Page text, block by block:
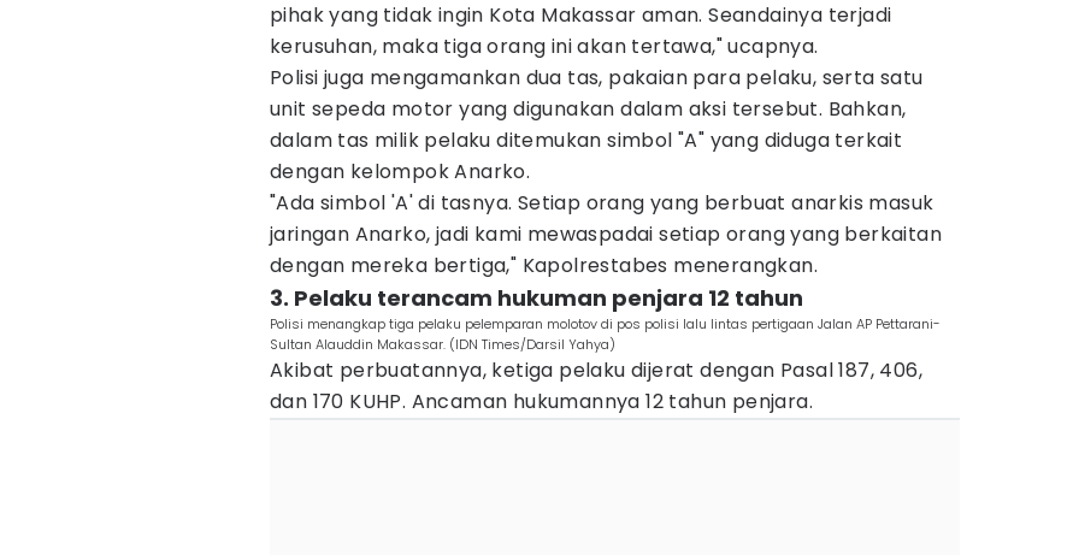
pihak yang tidak ingin Kota Makassar aman. Seandainya terjadi
kerusuhan, maka tiga orang ini akan tertawa," ucapnya.
Polisi juga mengamankan dua tas, pakaian para pelaku, serta satu
unit sepeda motor yang digunakan dalam aksi tersebut. Bahkan,
dalam tas milik pelaku ditemukan simbol "A" yang diduga terkait
dengan kelompok Anarko.
"Ada simbol 'A' di tasnya. Setiap orang yang berbuat anarkis masuk
jaringan Anarko, jadi kami mewaspadai setiap orang yang berkaitan
dengan mereka bertiga," Kapolrestabes menerangkan.
3. Pelaku terancam hukuman penjara 12 tahun
Polisi menangkap tiga pelaku pelemparan molotov di pos polisi lalu lintas pertigaan Jalan AP Pettarani-
Sultan Alauddin Makassar. (IDN Times/Darsil Yahya)
Akibat perbuatannya, ketiga pelaku dijerat dengan Pasal 187, 406,
dan 170 KUHP. Ancaman hukumannya 12 tahun penjara.